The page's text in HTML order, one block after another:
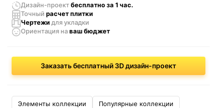
Дизайн-проектбесплатно за 1 час.
Точный расчет плитки
Чертежи для укладки
Ориентация наваш бюджет
Заказать бесплатный 3D дизайн-проект
Элементы коллекции Популярные коллекции